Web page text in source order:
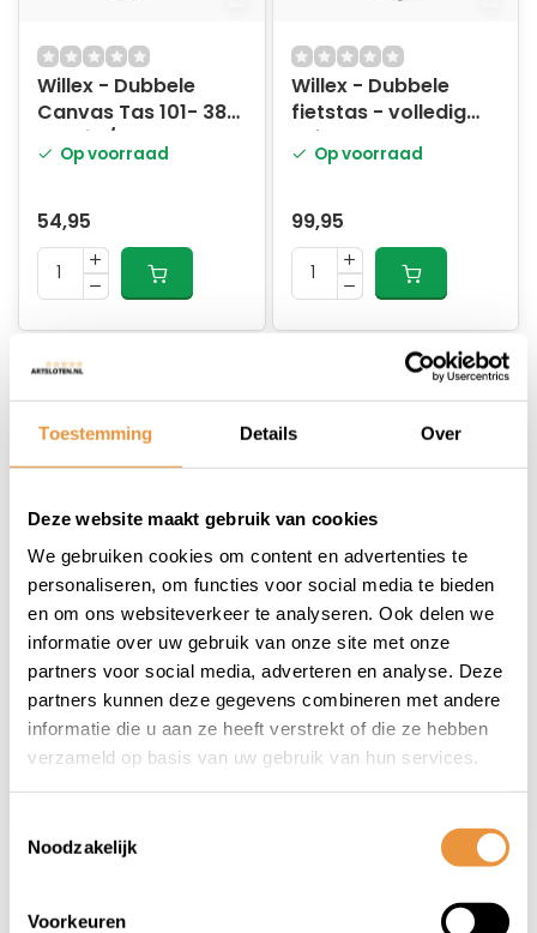
Toestemming Details Over
Deze website maakt gebruik van cookies
We gebruiken cookies om content en advertenties te
personaliseren, om functies voor social media te bieden
en om ons websiteverkeer te analyseren. Ook delen we
informatie over uw gebruik van onze site met onze
partners voor social media, adverteren en analyse. Deze
partners kunnen deze gegevens combineren met andere
informatie die u aan ze heeft verstrekt of die ze hebben
verzameld op basis van uw gebruik van hun services.
Noodzakelijk
Voorkeuren
Willex - Dubbele
Canvas Tas 101- 38L
- Bruin / Zwart
Op voorraad
54,95
Willex - Dubbele
fietstas - volledig
reflecterend - 34L
Op voorraad
99,95
Willex - Enkele
fietstas - rugzak -
volledig reflecterend
- 34L
Op voorraad
79,95
Willex Pakaftas 1200
Bruin 14L
Op voorraad
40,95